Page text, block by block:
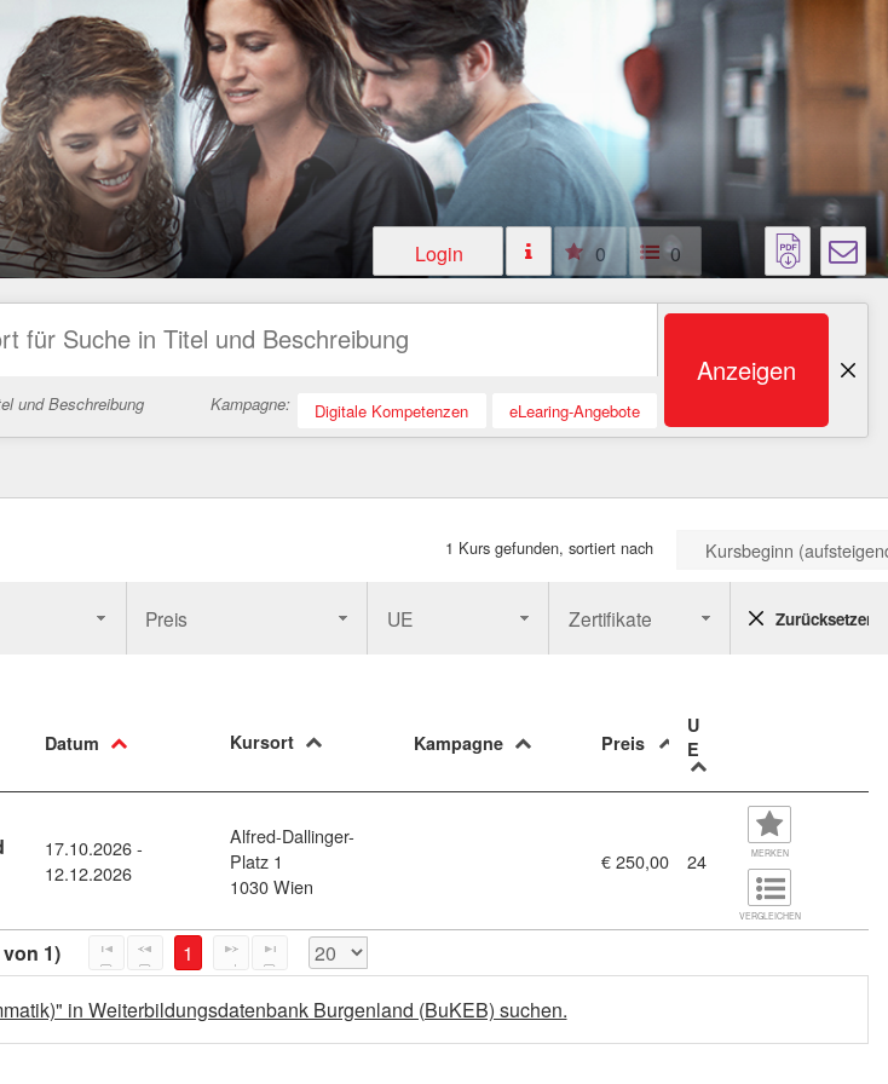
Login 0 0
und Beschreibung Kampagne: Digitale Kompetenzen eLearing-Angebote
Anzeigen
1 Kurs gefunden, sortiert nach Kursbeginn
Preis UE Zertifikate Zurücksetzen
Datum Kursort Kampagne Preis
U
E
- Rechtschreibung und Grammatik C1/C2 (11459100)
17.10.2026 -
12.12.2026
Alfred-Dallinger-
Platz 1
1030 Wien
€ 250,00 24 MERKEN
VERGLEICHEN
1) 1
in Weiterbildungsdatenbank Burgenland (BuKEB) suchen.